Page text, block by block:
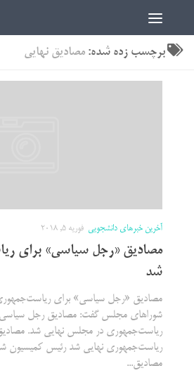
برچسب زده شده:مصادیق نهایی
آخرین خبرهای دانشجویی فوریه 5, 2018
مصادیق «رجل سیاسی» برای
شد
مصادیق «رجل سیاسی» برای ریاست‌جمهوری
شوراهای مجلس گفت: مصادیق رجل سیاسی
ریاست‌جمهوری در مجلس نهایی شد. مصادیق
ریاست‌جمهوری نهایی شد رئیس کمیسیون
مصادیق...